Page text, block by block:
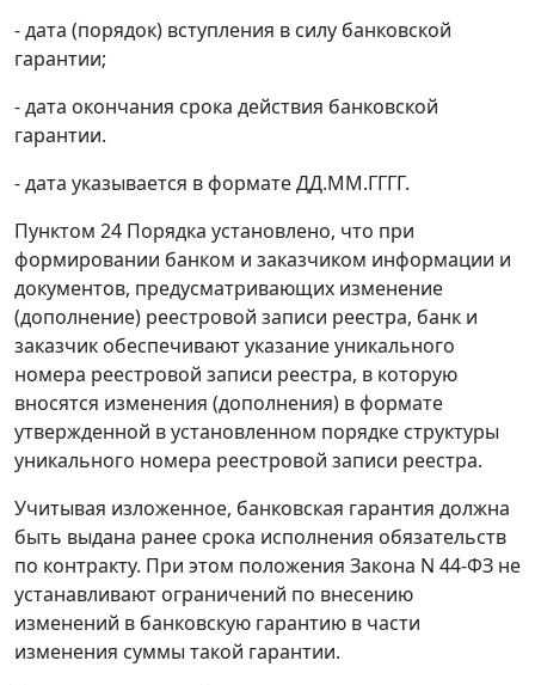
- дата (порядок) вступления в силу банковской
гарантии;
- дата окончания срока действия банковской
гарантии.
- дата указывается в формате ДД.ММ.ГГГГ.
Пунктом 24 Порядка установлено, что при
формировании банком и заказчиком информации и
документов, предусматривающих изменение
(дополнение) реестровой записи реестра, банк и
заказчик обеспечивают указание уникального
номера реестровой записи реестра, в которую
вносятся изменения (дополнения) в формате
утвержденной в установленном порядке структуры
уникального номера реестровой записи реестра.
Учитывая изложенное, банковская гарантия должна
быть выдана ранее срока исполнения обязательств
по контракту. При этом положения Закона N 44-ФЗ не
устанавливают ограничений по внесению
изменений в банковскую гарантию в части
изменения суммы такой гарантии.